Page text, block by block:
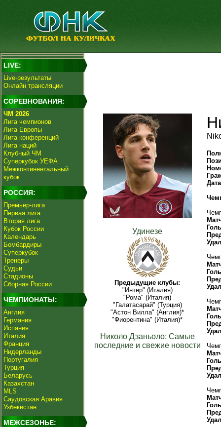
LIVE:
Live-результаты
Онлайн трансляции
СОРЕВНОВАНИЯ:
ЧМ 2026
Лига чемпионов
Лига Европы
Лига конференций
Лига наций
Клубный ЧМ
Суперкубок УЕФА
Межконтинентальный
кубок
РОССИЯ:
Премьер-лига
Первая лига
Вторая лига
Кубок России
Календарь
Бомбардиры
Суперкубок
Тренеры
Судьи
Стадионы
Сборная России
ЧЕМПИОНАТЫ:
Англия
Германия
Испания
Италия
Франция
Нидерланды
Португалия
Турция
Беларусь
Казахстан
MLS
Саудовская Аравия
Узбекистан
МЕЖСЕЗОНЬЕ:
Удинезе
Предыдущие клубы:
"Интер" (Италия)
"Рома" (Италия)
"Галатасарай" (Турция)
"Астон Вилла" (Англия)*
"Фиорентина" (Италия)*
Николо Дзаньоло: Самые
последние и свежие новости